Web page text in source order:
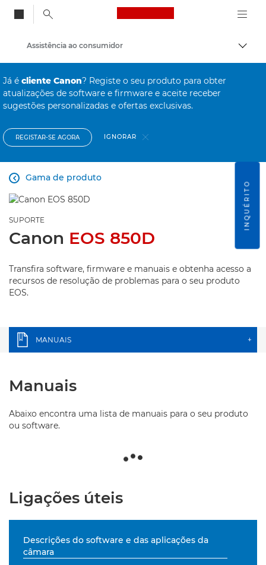
Canon Logo, back
Assistência ao consumidor
Já é cliente Canon? Registe o seu produto para obter
atualizações de software e firmware e aceite receber
sugestões personalizadas e ofertas exclusivas.
REGISTAR-SE AGORA IGNORAR
Gama de produto

SUPORTE
Canon EOS 850D
Transfira software, firmware e manuais e obtenha acesso a
recursos de resolução de problemas para o seu produto
EOS.
MANUAIS +
Manuais
Abaixo encontra uma lista de manuais para o seu produto
ou software.
Ligações úteis
Descrições do software e das aplicações da
câmara
INQUÉRITO